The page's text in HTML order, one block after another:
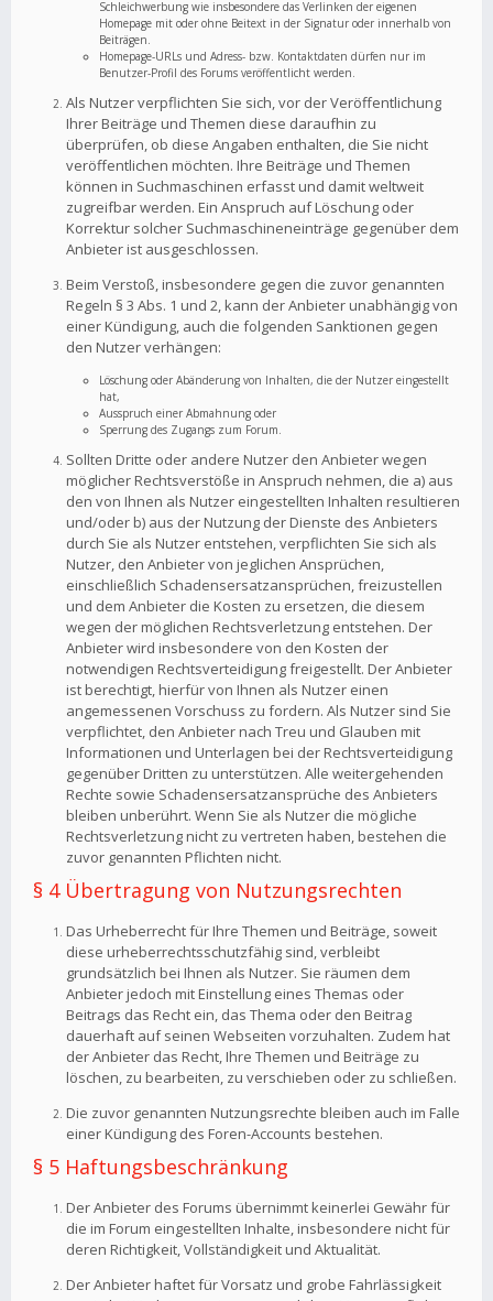
Schleichwerbung wie insbesondere das Verlinken der eigenen
Homepage mit oder ohne Beitext in der Signatur oder innerhalb von
Beiträgen.
Homepage-URLs und Adress- bzw. Kontaktdaten dürfen nur im
Benutzer-Profil des Forums veröffentlicht werden.
Als Nutzer verpflichten Sie sich, vor der Veröffentlichung
Ihrer Beiträge und Themen diese daraufhin zu
überprüfen, ob diese Angaben enthalten, die Sie nicht
veröffentlichen möchten. Ihre Beiträge und Themen
können in Suchmaschinen erfasst und damit weltweit
zugreifbar werden. Ein Anspruch auf Löschung oder
Korrektur solcher Suchmaschineneinträge gegenüber dem
Anbieter ist ausgeschlossen.
Beim Verstoß, insbesondere gegen die zuvor genannten
Regeln § 3 Abs. 1 und 2, kann der Anbieter unabhängig von
einer Kündigung, auch die folgenden Sanktionen gegen
den Nutzer verhängen:
Löschung oder Abänderung von Inhalten, die der Nutzer eingestellt
hat,
Ausspruch einer Abmahnung oder
Sperrung des Zugangs zum Forum.
Sollten Dritte oder andere Nutzer den Anbieter wegen
möglicher Rechtsverstöße in Anspruch nehmen, die a) aus
den von Ihnen als Nutzer eingestellten Inhalten resultieren
und/oder b) aus der Nutzung der Dienste des Anbieters
durch Sie als Nutzer entstehen, verpflichten Sie sich als
Nutzer, den Anbieter von jeglichen Ansprüchen,
einschließlich Schadensersatzansprüchen, freizustellen
und dem Anbieter die Kosten zu ersetzen, die diesem
wegen der möglichen Rechtsverletzung entstehen. Der
Anbieter wird insbesondere von den Kosten der
notwendigen Rechtsverteidigung freigestellt. Der Anbieter
ist berechtigt, hierfür von Ihnen als Nutzer einen
angemessenen Vorschuss zu fordern. Als Nutzer sind Sie
verpflichtet, den Anbieter nach Treu und Glauben mit
Informationen und Unterlagen bei der Rechtsverteidigung
gegenüber Dritten zu unterstützen. Alle weitergehenden
Rechte sowie Schadensersatzansprüche des Anbieters
bleiben unberührt. Wenn Sie als Nutzer die mögliche
Rechtsverletzung nicht zu vertreten haben, bestehen die
zuvor genannten Pflichten nicht.
§ 4 Übertragung von Nutzungsrechten
Das Urheberrecht für Ihre Themen und Beiträge, soweit
diese urheberrechtsschutzfähig sind, verbleibt
grundsätzlich bei Ihnen als Nutzer. Sie räumen dem
Anbieter jedoch mit Einstellung eines Themas oder
Beitrags das Recht ein, das Thema oder den Beitrag
dauerhaft auf seinen Webseiten vorzuhalten. Zudem hat
der Anbieter das Recht, Ihre Themen und Beiträge zu
löschen, zu bearbeiten, zu verschieben oder zu schließen.
Die zuvor genannten Nutzungsrechte bleiben auch im Falle
einer Kündigung des Foren-Accounts bestehen.
§ 5 Haftungsbeschränkung
Der Anbieter des Forums übernimmt keinerlei Gewähr für
die im Forum eingestellten Inhalte, insbesondere nicht für
deren Richtigkeit, Vollständigkeit und Aktualität.
Der Anbieter haftet für Vorsatz und grobe Fahrlässigkeit